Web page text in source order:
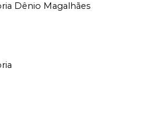
Dênio Magalhães